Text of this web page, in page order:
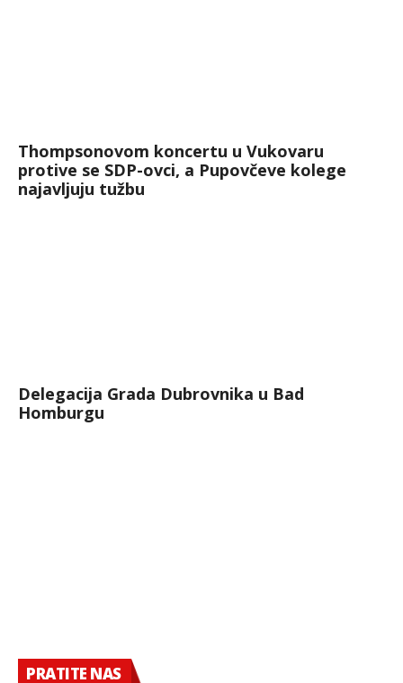
Thompsonovom koncertu u Vukovaru
protive se SDP-ovci, a Pupovčeve kolege
najavljuju tužbu
Delegacija Grada Dubrovnika u Bad
Homburgu
PRATITE NAS